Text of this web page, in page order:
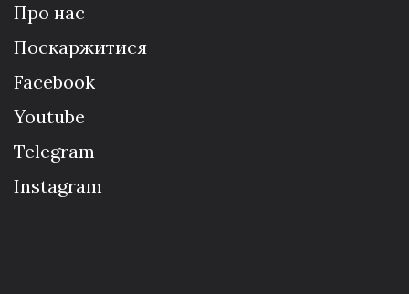
Про нас
Поскаржитися
Facebook
Youtube
Telegram
Instagram